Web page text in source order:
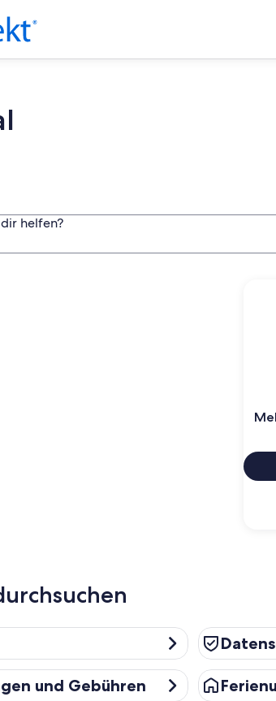
helfen?
Datenschutz
und Gebühren